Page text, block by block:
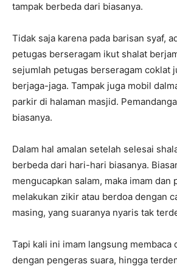
tampak berbeda dari biasanya.
Tidak saja karena pada barisan syaf,
petugas berseragam ikut shalat
sejumlah petugas berseragam coklat
berjaga-jaga. Tampak juga mobil
parkir di halaman masjid.
biasanya.
Dalam hal amalan setelah selesai
berbeda dari hari-hari biasanya.
mengucapkan salam, maka imam dan
melakukan zikir atau berdoa dengan
masing, yang suaranya nyaris tak
Tapi kali ini imam langsung membaca
dengan pengeras suara, hingga